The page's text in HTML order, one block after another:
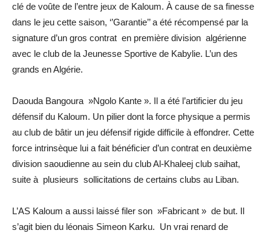
clé de voûte de l’entre jeux de Kaloum. À cause de sa finesse
dans le jeu cette saison, ‘’Garantie’’ a été récompensé par la
signature d’un gros contrat en première division algérienne
avec le club de la Jeunesse Sportive de Kabylie. L’un des
grands en Algérie.
Daouda Bangoura »Ngolo Kante ». Il a été l’artificier du jeu
défensif du Kaloum. Un pilier dont la force physique a permis
au club de bâtir un jeu défensif rigide difficile à effondrer. Cette
force intrinsèque lui a fait bénéficier d’un contrat en deuxième
division saoudienne au sein du club Al-Khaleej club saihat,
suite à plusieurs sollicitations de certains clubs au Liban.
L’AS Kaloum a aussi laissé filer son »Fabricant » de but. Il
s’agit bien du léonais Simeon Karku. Un vrai renard de